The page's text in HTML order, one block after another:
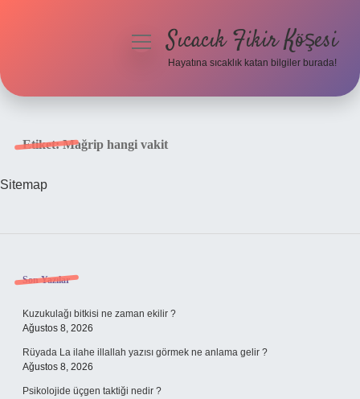
menüyüSıcacık Fikir Köşesi
Hayatına sıcaklık katan bilgiler burada!
Etiket:Mağrip hangi vakit
Sitemap
Sidebar
Son Yazılar
Kuzukulağı bitkisi ne zaman ekilir ?
Ağustos 8, 2026
Rüyada La ilahe illallah yazısı görmek ne anlama gelir ?
Ağustos 8, 2026
Psikolojide üçgen taktiği nedir ?